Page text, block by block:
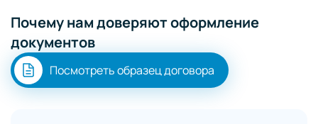
Почему нам доверяют оформление
документов
Посмотреть образец договора